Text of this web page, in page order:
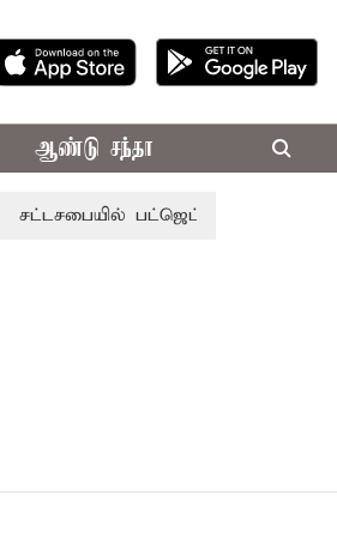
ஆண்டு சந்தா
சட்டசபையில் பட்ஜெட் மீதான விவாதம்